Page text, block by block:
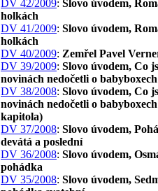
DV 42/2009: Slovo úvodem,
holkách
DV 41/2009: Slovo úvodem,
holkách
DV 40/2009: Zemřel Pavel
DV 39/2009: Slovo úvodem, Co
novinách nedočetli o babyboxech
DV 38/2008: Slovo úvodem, Co
novinách nedočetli o
kapitola)
DV 37/2008: Slovo úvodem,
devátá a poslední
DV 36/2008: Slovo úvodem,
pohádka
DV 35/2008: Slovo úvodem,